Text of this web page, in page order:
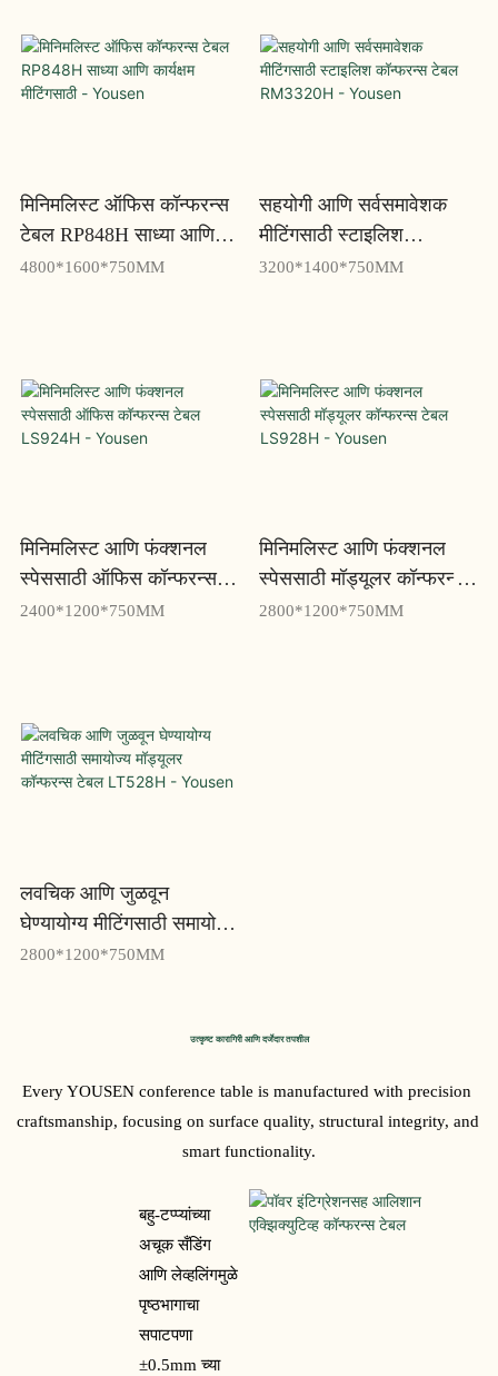
मिनिमलिस्ट ऑफिस कॉन्फरन्स
टेबल RP848H साध्या आणि
कार्यक्षम मीटिंगसाठी - Yousen
4800*1600*750MM
सहयोगी आणि सर्वसमावेशक
मीटिंगसाठी स्टाइलिश
कॉन्फरन्स टेबल RM3320H -
3200*1400*750MM
मिनिमलिस्ट आणि फंक्शनल
स्पेससाठी ऑफिस कॉन्फरन्स
टेबल LS924H - Yousen
2400*1200*750MM
मिनिमलिस्ट आणि फंक्शनल
स्पेससाठी मॉड्यूलर कॉन्फरन्स
टेबल LS928H - Yousen
2800*1200*750MM
लवचिक आणि जुळवून
घेण्यायोग्य मीटिंगसाठी समायोज्य
मॉड्यूलर कॉन्फरन्स टेबल
2800*1200*750MM
उत्कृष्ट कारागिरी आणि दर्जेदार तपशील
Every YOUSEN conference table is manufactured with precision
craftsmanship, focusing on surface quality, structural integrity, and
smart functionality.
बहु-टप्प्यांच्या
अचूक सँडिंग
आणि लेव्हलिंगमुळे
पृष्ठभागाचा
सपाटपणा
±0.5mm च्या